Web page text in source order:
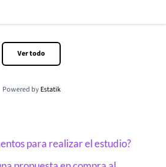
Ver todo
Powered byEstatik
para realizar el estudio?